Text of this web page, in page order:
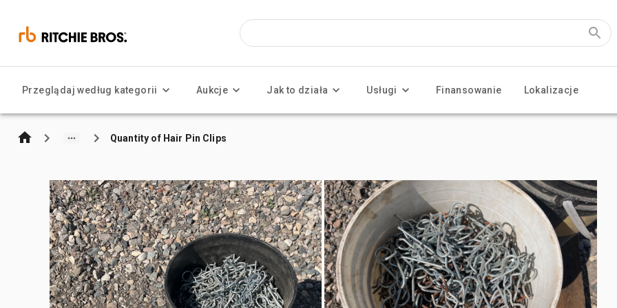
Przeglądaj według kategorii Aukcje Jak to działa Usługi Finansowanie Lokalizacje
Quantity of Hair Pin Clips